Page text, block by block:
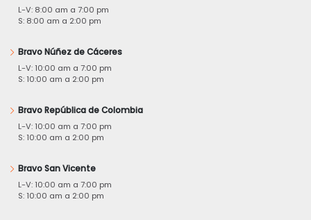
L-V: 8:00 am a 7:00 pm
S: 8:00 am a 2:00 pm
Bravo Núñez de Cáceres
L-V: 10:00 am a 7:00 pm
S: 10:00 am a 2:00 pm
Bravo República de Colombia
L-V: 10:00 am a 7:00 pm
S: 10:00 am a 2:00 pm
Bravo San Vicente
L-V: 10:00 am a 7:00 pm
S: 10:00 am a 2:00 pm